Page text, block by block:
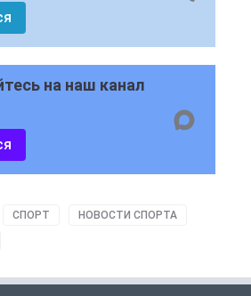
на наш канал
СПОРТ НОВОСТИ СПОРТА